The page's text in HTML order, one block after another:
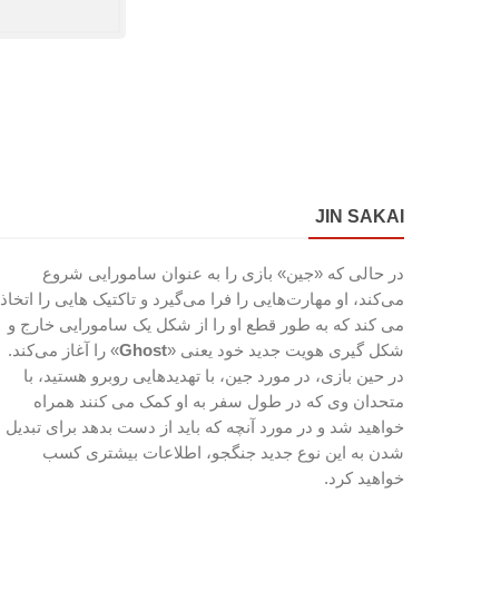
JIN SAKAI
در حالی که «جین» بازی را به عنوان سامورایی شروع
می‌کند، او مهارت‌هایی را فرا می‌گیرد و تاکتیک هایی را اتخاذ
می کند که به طور قطع او را از شکل یک سامورایی خارج و
شکل گیری هویت جدید خود یعنی «Ghost» را آغاز می‌کند.
در حین بازی، در مورد جین، با تهدیدهایی روبرو هستید، با
متحدان وی که در طول سفر به او کمک می کنند همراه
خواهید شد و در مورد آنچه که باید از دست بدهد برای تبدیل
شدن به این نوع جدید جنگجو، اطلاعات بیشتری کسب
خواهید کرد.